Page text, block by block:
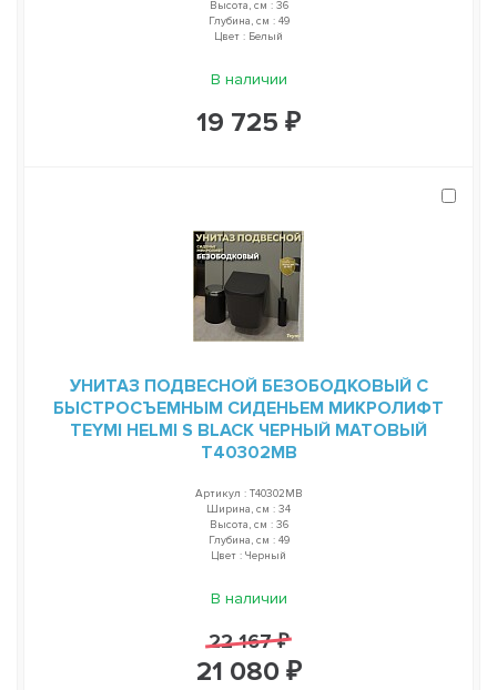
Высота, см : 36
Глубина, см : 49
Цвет : Белый
В наличии
19 725 ₽
УНИТАЗ ПОДВЕСНОЙ БЕЗОБОДКОВЫЙ С
БЫСТРОСЪЕМНЫМ СИДЕНЬЕМ МИКРОЛИФТ
TEYMI HELMI S BLACK ЧЕРНЫЙ МАТОВЫЙ
T40302MB
Артикул : T40302MB
Ширина, см : 34
Высота, см : 36
Глубина, см : 49
Цвет : Черный
В наличии
22 167 ₽
21 080 ₽